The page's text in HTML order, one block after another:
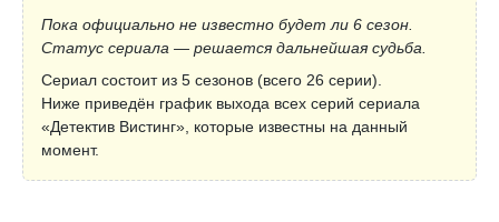
Пока официально не известно будет ли 6 сезон.
Статус сериала — решается дальнейшая судьба.
Сериал состоит из 5 сезонов (всего 26 серии).
Ниже приведён график выхода всех серий сериала
«Детектив Вистинг», которые известны на данный
момент.